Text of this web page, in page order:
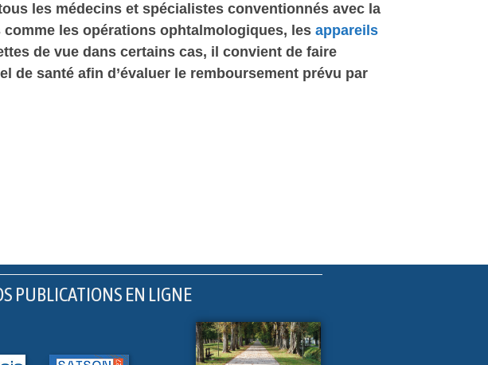
les médecins et spécialistes conventionnés avec la
les opérations ophtalmologiques, les appareils
de vue dans certains cas, il convient de faire
de santé afin d’évaluer le remboursement prévu par
PUBLICATIONS EN LIGNE